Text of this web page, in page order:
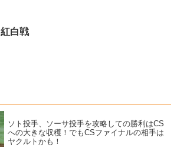
紅白戦
ソト投手、ソーサ投手を攻略しての勝利はCS
への大きな収穫！でもCSファイナルの相手は
ヤクルトかも！